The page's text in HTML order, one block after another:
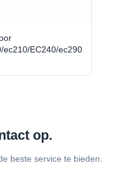
ec210/EC240/ec290
op.
beste service te bieden.